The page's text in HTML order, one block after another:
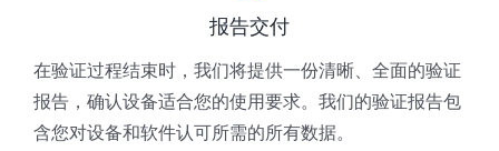
报告交付
在验证过程结束时，我们将提供一份清晰、全面的验证
报告，确认设备适合您的使用要求。我们的验证报告包
含您对设备和软件认可所需的所有数据。